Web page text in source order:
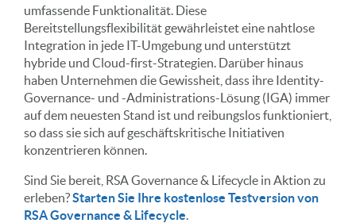
umfassende Funktionalität. Diese
Bereitstellungsflexibilität gewährleistet eine nahtlose
Integration in jede IT-Umgebung und unterstützt
hybride und Cloud-first-Strategien. Darüber hinaus
haben Unternehmen die Gewissheit, dass ihre Identity-
Governance- und -Administrations-Lösung (IGA) immer
auf dem neuesten Stand ist und reibungslos funktioniert,
so dass sie sich auf geschäftskritische Initiativen
konzentrieren können.
Sind Sie bereit, RSA Governance & Lifecycle in Aktion zu
erleben?Starten Sie Ihre kostenlose Testversion von
RSA Governance & Lifecycle.